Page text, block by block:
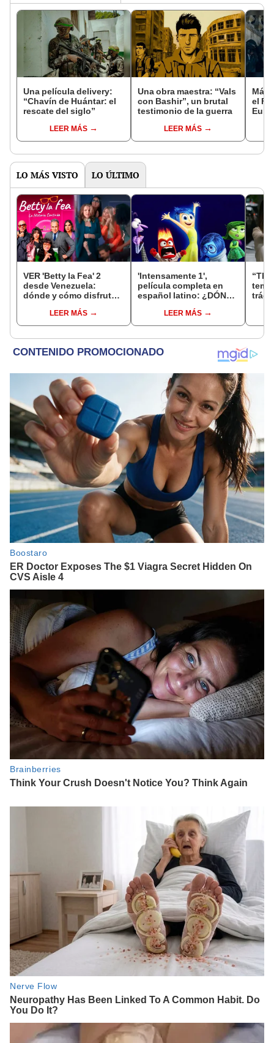
Una película delivery:
“Chavín de Huántar: el
rescate del siglo”
LEER MÁS
Una obra maestra: “Vals
con Bashir”, un brutal
testimonio de la guerra
LEER MÁS
Más
el
LO MÁS VISTO LO ÚLTIMO
VER 'Betty la Fea' 2
desde Venezuela:
dónde y cómo disfrutar
capítulos 1 y 2 en LÍNEA
LEER MÁS
'Intensamente 1',
película completa en
español latino: ¿DÓNDE
LEER MÁS